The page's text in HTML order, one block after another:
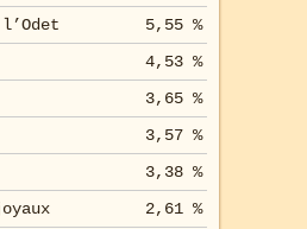
5,55 %
4,53 %
3,65 %
3,57 %
3,38 %
2,61 %